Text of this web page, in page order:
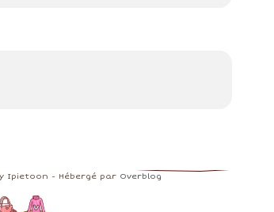
Ipietoon - Hébergé par Overblog